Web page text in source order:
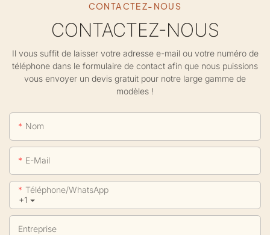
CONTACTEZ-NOUS
CONTACTEZ-NOUS
Il vous suffit de laisser votre adresse e-mail ou votre numéro de
téléphone dans le formulaire de contact afin que nous puissions
vous envoyer un devis gratuit pour notre large gamme de
modèles !
Nom
E-Mail
+1
Téléphone/WhatsApp
Entreprise